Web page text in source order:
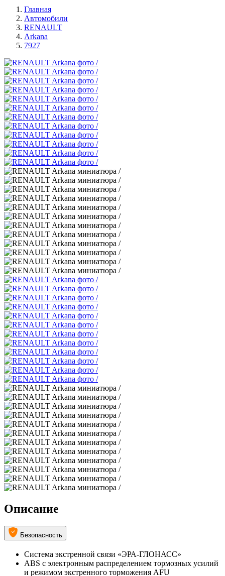
Главная
Автомобили
RENAULT
Arkana
7927
Описание
Безопасность
Система экстренной связи «ЭРА-ГЛОНАСС»
ABS с электронным распределением тормозных усилий
и режимом экстренного торможения AFU